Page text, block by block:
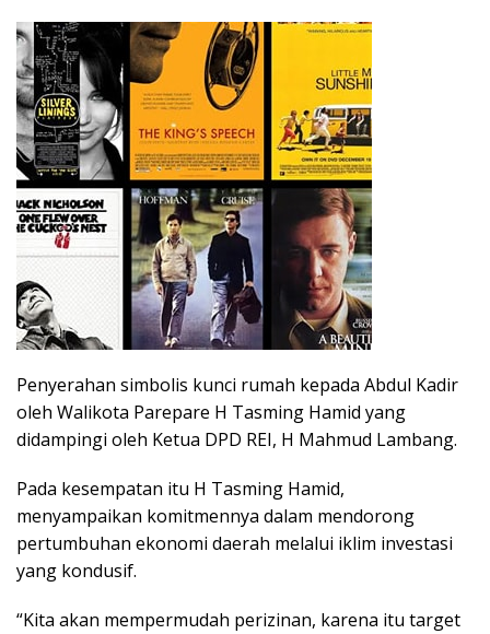
Penyerahan simbolis kunci rumah kepada Abdul Kadir
oleh Walikota Parepare H Tasming Hamid yang
didampingi oleh Ketua DPD REI, H Mahmud Lambang.
Pada kesempatan itu H Tasming Hamid,
menyampaikan komitmennya dalam mendorong
pertumbuhan ekonomi daerah melalui iklim investasi
yang kondusif.
“Kita akan mempermudah perizinan, karena itu target